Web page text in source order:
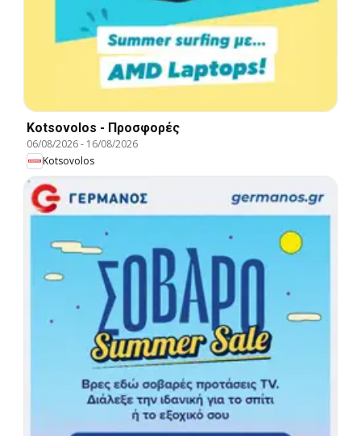
Kotsovolos - Προσφορές
06/08/2026- 16/08/2026
Kotsovolos